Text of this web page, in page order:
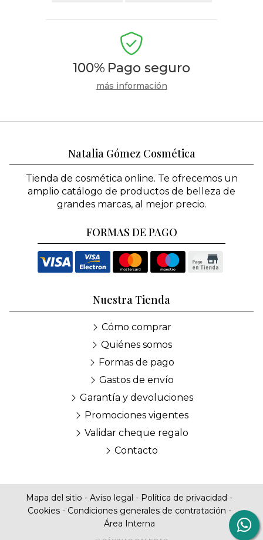
100% Pago seguro
más información
Natalia Gómez Cosmética
Tienda de cosmética online. Te ofrecemos un
amplio catálogo de productos de belleza de
grandes marcas, al mejor precio.
FORMAS DE PAGO
Nuestra Tienda
Cómo comprar
Quiénes somos
Formas de pago
Gastos de envío
Garantía y devoluciones
Promociones vigentes
Validar cheque regalo
Contacto
Mapa del sitio - Aviso legal - Política de privacidad -
Cookies- Condiciones generales de contratación -
Área Interna